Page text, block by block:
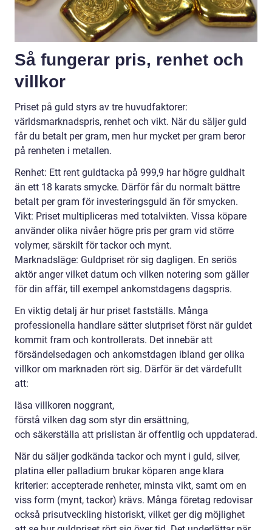
Så fungerar pris, renhet och
villkor
Priset på guld styrs av tre huvudfaktorer:
världsmarknadspris, renhet och vikt. När du säljer guld
får du betalt per gram, men hur mycket per gram beror
på renheten i metallen.
Renhet: Ett rent guldtacka på 999,9 har högre guldhalt
än ett 18 karats smycke. Därför får du normalt bättre
betalt per gram för investeringsguld än för smycken.
Vikt: Priset multipliceras med totalvikten. Vissa köpare
använder olika nivåer högre pris per gram vid större
volymer, särskilt för tackor och mynt.
Marknadsläge: Guldpriset rör sig dagligen. En seriös
aktör anger vilket datum och vilken notering som gäller
för din affär, till exempel ankomstdagens dagspris.
En viktig detalj är hur priset fastställs. Många
professionella handlare sätter slutpriset först när guldet
kommit fram och kontrollerats. Det innebär att
försändelsedagen och ankomstdagen ibland ger olika
villkor om marknaden rört sig. Därför är det värdefullt
att:
läsa villkoren noggrant,
förstå vilken dag som styr din ersättning,
och säkerställa att prislistan är offentlig och uppdaterad.
När du säljer godkända tackor och mynt i guld, silver,
platina eller palladium brukar köparen ange klara
kriterier: accepterade renheter, minsta vikt, samt om en
viss form (mynt, tackor) krävs. Många företag redovisar
också prisutveckling historiskt, vilket ger dig möjlighet